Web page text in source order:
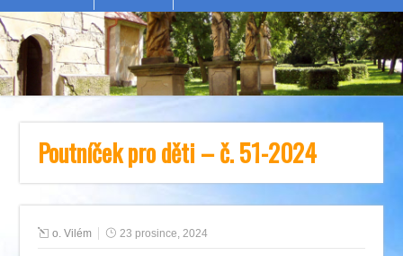
Poutníček pro děti – č. 51-2024
o. Vilém 23 prosince, 2024